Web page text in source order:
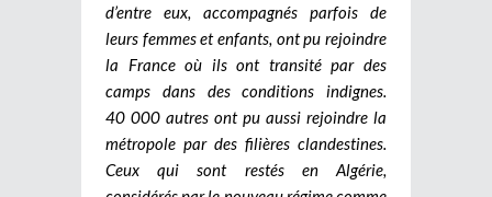
d’entre eux, accompagnés parfois de
leurs femmes et enfants, ont pu rejoindre
la France où ils ont transité par des
camps dans des conditions indignes.
40 000 autres ont pu aussi rejoindre la
métropole par des filières clandestines.
Ceux qui sont restés en Algérie,